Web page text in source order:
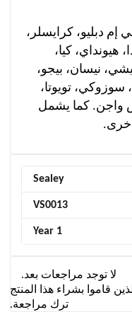
إم دبليو، كرايسلر،
هيونداي، كيا،
نيسان، بيجو،
تويوتا،
واجن. كما يشمل
Sealey
VS0013
1 Year
لا توجد مراجعات بعد.
قاموا بشراء هذا المنتج
ترك مراجعة.